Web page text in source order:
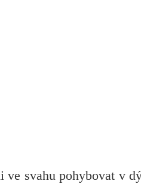
ve svahu pohybovat v